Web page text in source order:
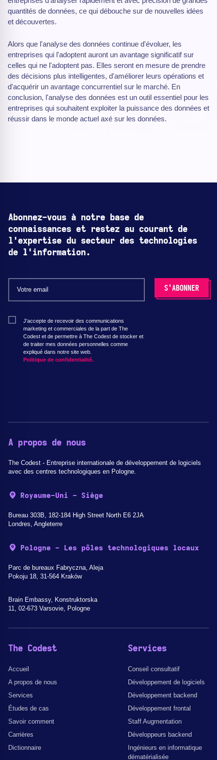
quantités de données, ce qui débouche sur de nouvelles idées
et découvertes.
Alors que l'analyse des données continue d'évoluer, les
entreprises qui l'adoptent auront un avantage significatif sur
celles qui ne l'adoptent pas. Elles seront en mesure de prendre
des décisions plus intelligentes, d'améliorer leurs opérations et
d'acquérir un avantage concurrentiel sur le marché. En
conclusion, l'analyse des données est un outil essentiel pour les
entreprises qui souhaitent exploiter la puissance des données et
réussir dans le monde actuel axé sur les données.
Abonnez-vous à notre base de
connaissances et restez au courant de
l'expertise du secteur des technologies
de l'information.
J'accepte de recevoir des communications
marketing et commerciales de la part de The
Codest et de permettre à The Codest de stocker et
de traiter mes données personnelles comme
expliqué dans notre site web.
Politique de confidentialité.
A propos de nous
The Codest - Entreprise internationale de développement de logiciels
avec des centres technologiques en Pologne.
Royaume-Uni - Siège
Bureau 303B, 182-184 High Street North E6 2JA
Londres, Angleterre
Pologne - Les pôles technologiques locaux
Parc de bureaux Fabryczna, Aleja
Pokoju 18, 31-564 Kraków
Brain Embassy, Konstruktorska
11, 02-673 Varsovie, Pologne
The Codest
Accueil
A propos de nous
Services
Études de cas
Savoir comment
Carrières
Dictionnaire
Services
Conseil consultatif
Développement de logiciels
Développement backend
Développement frontal
Staff Augmentation
Développeurs backend
Ingénieurs en informatique
dématérialisée